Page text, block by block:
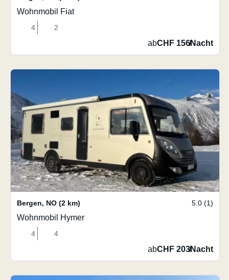
Wohnmobil Fiat
4 2
abCHF 156/Nacht
Bergen, NO (2 km) 5.0 (1)
Wohnmobil Hymer
4 4
abCHF 203/Nacht